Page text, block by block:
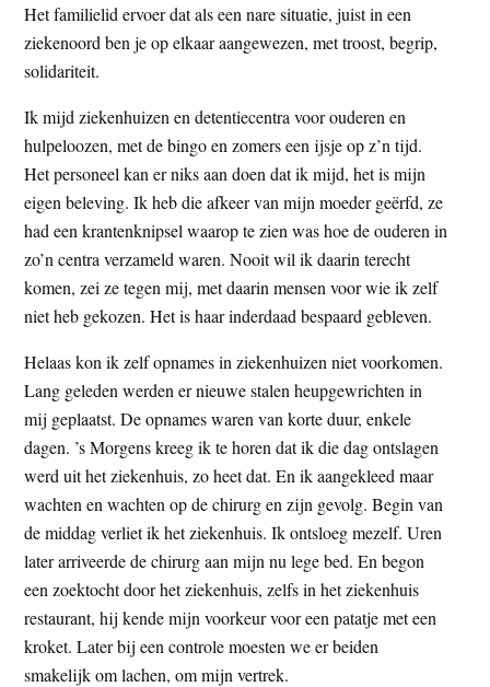
Het familielid ervoer dat als een nare situatie, juist in een
ziekenoord ben je op elkaar aangewezen, met troost, begrip,
solidariteit.
Ik mijd ziekenhuizen en detentiecentra voor ouderen en
hulpeloozen, met de bingo en zomers een ijsje op z’n tijd.
Het personeel kan er niks aan doen dat ik mijd, het is mijn
eigen beleving. Ik heb die afkeer van mijn moeder geërfd, ze
had een krantenknipsel waarop te zien was hoe de ouderen in
zo’n centra verzameld waren. Nooit wil ik daarin terecht
komen, zei ze tegen mij, met daarin mensen voor wie ik zelf
niet heb gekozen. Het is haar inderdaad bespaard gebleven.
Helaas kon ik zelf opnames in ziekenhuizen niet voorkomen.
Lang geleden werden er nieuwe stalen heupgewrichten in
mij geplaatst. De opnames waren van korte duur, enkele
dagen. ’s Morgens kreeg ik te horen dat ik die dag ontslagen
werd uit het ziekenhuis, zo heet dat. En ik aangekleed maar
wachten en wachten op de chirurg en zijn gevolg. Begin van
de middag verliet ik het ziekenhuis. Ik ontsloeg mezelf. Uren
later arriveerde de chirurg aan mijn nu lege bed. En begon
een zoektocht door het ziekenhuis, zelfs in het ziekenhuis
restaurant, hij kende mijn voorkeur voor een patatje met een
kroket. Later bij een controle moesten we er beiden
smakelijk om lachen, om mijn vertrek.